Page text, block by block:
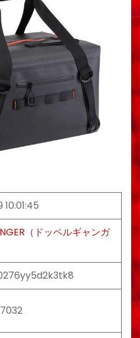
（ドッペルギャンガ